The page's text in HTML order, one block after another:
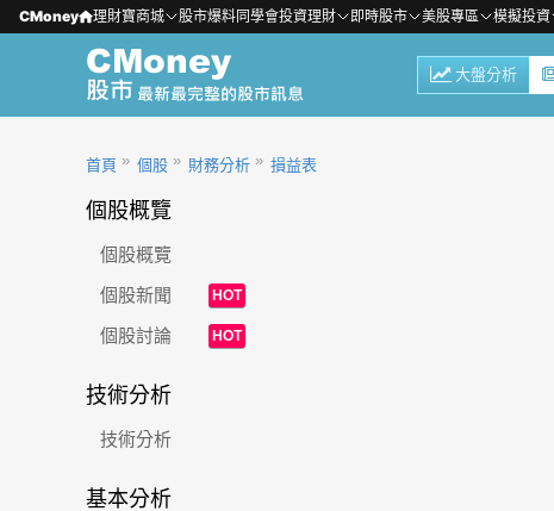
CMoney 理財寶商城 股市爆料同學會投資理財 即時股市 美股專區 模擬投資
大盤分析
首頁 個股 財務分析 損益表
個股概覽
個股概覽
個股新聞
HOT
個股討論 HOT
技術分析
技術分析
基本分析